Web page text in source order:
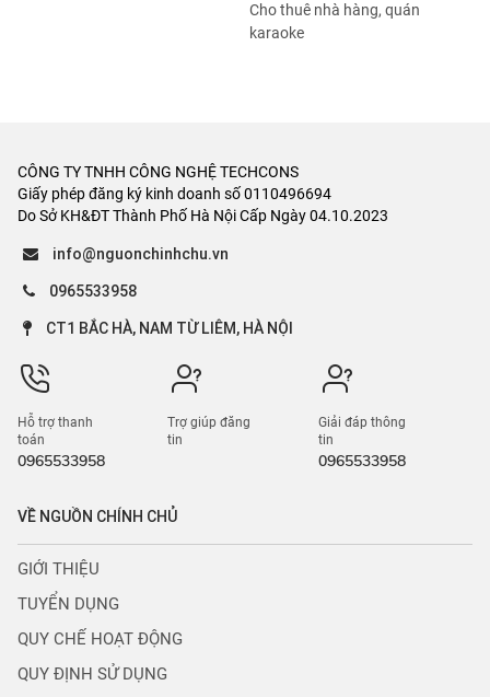
Cho thuê nhà hàng, quán
karaoke
CÔNG TY TNHH CÔNG NGHỆ TECHCONS
Giấy phép đăng ký kinh doanh số 0110496694
Do Sở KH&ĐT Thành Phố Hà Nội Cấp Ngày 04.10.2023
info@nguonchinhchu.vn
0965533958
CT1 BẮC HÀ, NAM TỪ LIÊM, HÀ NỘI
Hỗ trợ thanh
toán
0965533958
Trợ giúp đăng
tin
Giải đáp thông
tin
0965533958
VỀ NGUỒN CHÍNH CHỦ
GIỚI THIỆU
TUYỂN DỤNG
QUY CHẾ HOẠT ĐỘNG
QUY ĐỊNH SỬ DỤNG